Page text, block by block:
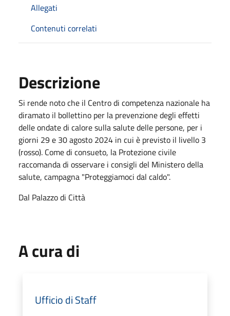
Allegati
Contenuti correlati
Descrizione
Si rende noto che il Centro di competenza nazionale ha
diramato il bollettino per la prevenzione degli effetti
delle ondate di calore sulla salute delle persone, per i
giorni 29 e 30 agosto 2024 in cui è previsto il livello 3
(rosso). Come di consueto, la Protezione civile
raccomanda di osservare i consigli del Ministero della
salute, campagna "Proteggiamoci dal caldo".
Dal Palazzo di Città
A cura di
Ufficio di Staff